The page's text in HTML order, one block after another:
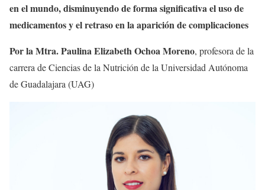
en el mundo, disminuyendo de forma significativa el uso de
medicamentos y el retraso en la aparición de complicaciones
Por la Mtra. Paulina Elizabeth Ochoa Moreno, profesora de la
carrera de Ciencias de la Nutrición de la Universidad Autónoma
de Guadalajara (UAG)